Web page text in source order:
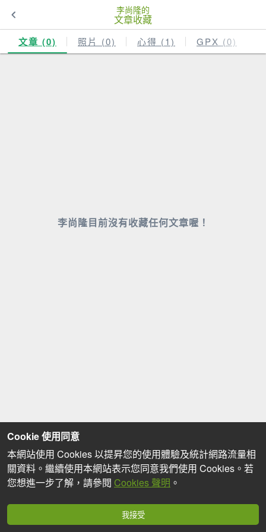
李尚隆的
文章收藏
文章 (0) 照片 (0) 心得 (1) GPX (0)
李尚隆目前沒有收藏任何文章喔！
Cookie 使用同意
本網站使用 Cookies 以提昇您的使用體驗及統計網路流量相
關資料。繼續使用本網站表示您同意我們使用 Cookies。若
您想進一步了解，請參閱 Cookies 聲明 。
我接受